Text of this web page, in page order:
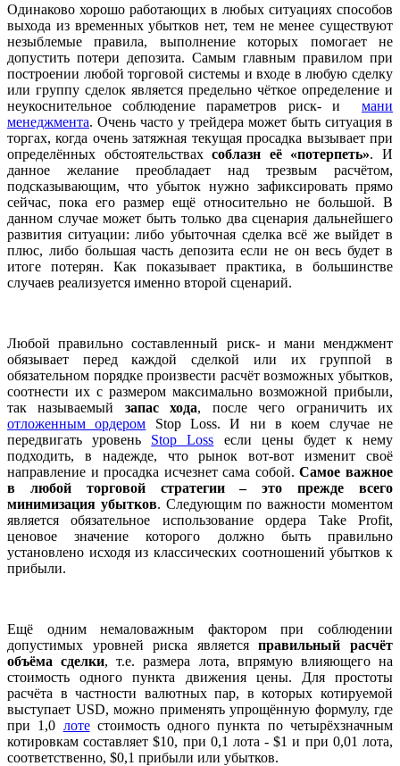
Одинаково хорошо работающих в любых ситуациях способов
выхода из временных убытков нет, тем не менее существуют
незыблемые правила, выполнение которых помогает не
допустить потери депозита. Самым главным правилом при
построении любой торговой системы и входе в любую сделку
или группу сделок является предельно чёткое определение и
неукоснительное соблюдение параметров риск- и мани
менеджмента. Очень часто у трейдера может быть ситуация в
торгах, когда очень затяжная текущая просадка вызывает при
определённых обстоятельствахсоблазн её «потерпеть». И
данное желание преобладает над трезвым расчётом,
подсказывающим, что убыток нужно зафиксировать прямо
сейчас, пока его размер ещё относительно не большой. В
данном случае может быть только два сценария дальнейшего
развития ситуации: либо убыточная сделка всё же выйдет в
плюс, либо большая часть депозита если не он весь будет в
итоге потерян. Как показывает практика, в большинстве
случаев реализуется именно второй сценарий.
Любой правильно составленный риск- и мани менджмент
обязывает перед каждой сделкой или их группой в
обязательном порядке произвести расчёт возможных убытков,
соотнести их с размером максимально возможной прибыли,
так называемый запас хода, после чего ограничить их
отложенным ордером Stop Loss. И ни в коем случае не
передвигать уровень Stop Loss если цены будет к нему
подходить, в надежде, что рынок вот-вот изменит своё
направление и просадка исчезнет сама собой.Самое важное
в любой торговой стратегии – это прежде всего
минимизация убытков. Следующим по важности моментом
является обязательное использование ордера Take Profit,
ценовое значение которого должно быть правильно
установлено исходя из классических соотношений убытков к
прибыли.
Ещё одним немаловажным фактором при соблюдении
допустимых уровней риска являетсяправильный расчёт
объёма сделки, т.е. размера лота, впрямую влияющего на
стоимость одного пункта движения цены. Для простоты
расчёта в частности валютных пар, в которых котируемой
выступает USD, можно применять упрощённую формулу, где
при 1,0 лотестоимость одного пункта по четырёхзначным
котировкам составляет $10, при 0,1 лота - $1 и при 0,01 лота,
соответственно, $0,1 прибыли или убытков.